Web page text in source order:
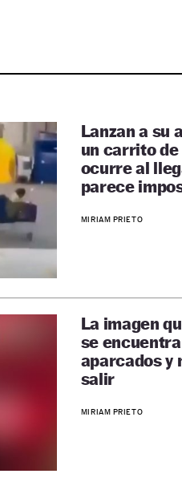
Lanzan a su
un carrito de
ocurre al
parece
MIRIAM PRIETO
La imagen
se
aparcados y
salir
MIRIAM PRIETO